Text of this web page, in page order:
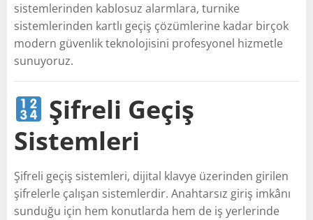
sistemlerinden kablosuz alarmlara, turnike
sistemlerinden kartlı geçiş çözümlerine kadar birçok
modern güvenlik teknolojisini profesyonel hizmetle
sunuyoruz.
Şifreli Geçiş
Sistemleri
Şifreli geçiş sistemleri, dijital klavye üzerinden girilen
şifrelerle çalışan sistemlerdir. Anahtarsız giriş imkânı
sunduğu için hem konutlarda hem de iş yerlerinde